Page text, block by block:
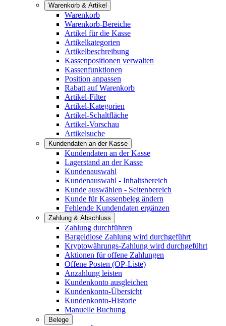
Warenkorb & Artikel
Warenkorb
Warenkorb-Bereiche
Artikel für die Kasse
Artikelkategorien
Artikelbeschreibung
Kassenpositionen verwalten
Kassenfunktionen
Position anpassen
Rabatt auf Warenkorb
Artikel-Filter
Artikel-Kategorien
Artikel-Schaltfläche
Artikel-Vorschau
Artikelsuche
Kundendaten an der Kasse
Kundendaten an der Kasse
Lagerstand an der Kasse
Kundenauswahl
Kundenauswahl - Inhaltsbereich
Kunde auswählen - Seitenbereich
Kunde für Kassenbeleg ändern
Fehlende Kundendaten ergänzen
Zahlung & Abschluss
Zahlung durchführen
Bargeldlose Zahlung wird durchgeführt
Kryptowährungs-Zahlung wird durchgeführt
Aktionen für offene Zahlungen
Offene Posten (OP-Liste)
Anzahlung leisten
Kundenkonto ausgleichen
Kundenkonto-Übersicht
Kundenkonto-Historie
Manuelle Buchung
Belege